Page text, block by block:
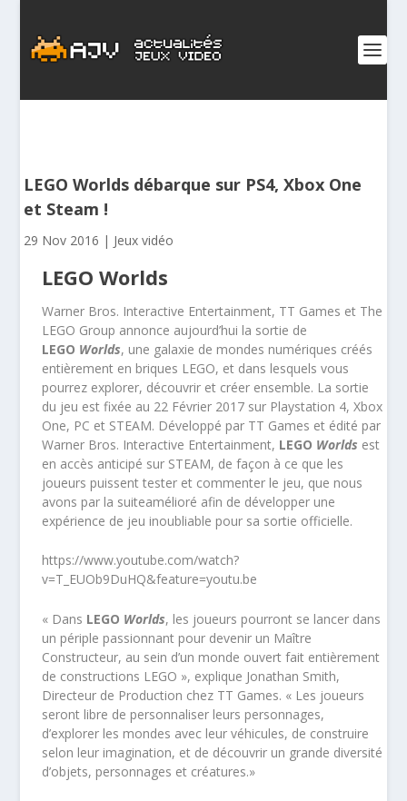
LEGO Worlds débarque sur PS4, Xbox One
et Steam !
29 Nov 2016 | Jeux vidéo
LEGO Worlds
Warner Bros. Interactive Entertainment, TT Games et The
LEGO Group annonce aujourd’hui la sortie de
LEGO Worlds, une galaxie de mondes numériques créés
entièrement en briques LEGO, et dans lesquels vous
pourrez explorer, découvrir et créer ensemble. La sortie
du jeu est fixée au 22 Février 2017 sur Playstation 4, Xbox
One, PC et STEAM. Développé par TT Games et édité par
Warner Bros. Interactive Entertainment, LEGO Worlds est
en accès anticipé sur STEAM, de façon à ce que les
joueurs puissent tester et commenter le jeu, que nous
avons par la suiteamélioré afin de développer une
expérience de jeu inoubliable pour sa sortie officielle.
https://www.youtube.com/watch?
v=T_EUOb9DuHQ&feature=youtu.be
« Dans LEGO Worlds, les joueurs pourront se lancer dans
un périple passionnant pour devenir un Maître
Constructeur, au sein d’un monde ouvert fait entièrement
de constructions LEGO », explique Jonathan Smith,
Directeur de Production chez TT Games. « Les joueurs
seront libre de personnaliser leurs personnages,
d’explorer les mondes avec leur véhicules, de construire
selon leur imagination, et de découvrir un grande diversité
d’objets, personnages et créatures.»